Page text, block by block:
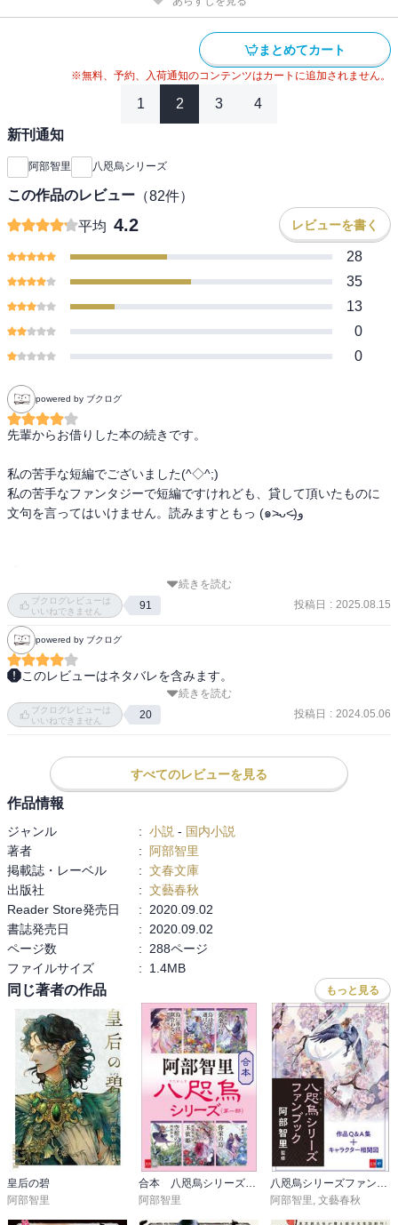
まとめてカート
※無料、予約、入荷通知のコンテンツはカートに追加されません。
1 2 3 4
新刊通知
阿部智里 八咫烏シリーズ
この作品のレビュー （82件）
平均 4.2 レビューを書く
28
35
13
0
0
powered by ブクログ
先輩からお借りした本の続きです。
私の苦手な短編でございました(^◇^;)
私の苦手なファンタジーで短編ですけれども、貸して頂いたものに
文句を言ってはいけません。読みますともっ (๑˃̵ᴗ˂̵)و
端午、桜花宮前の馬場において競馬が行われる。神事の中で、選り
すぐられた大烏の背に乗ったまま、土器で作られた赤い鹿の像に向
けて矢を射る儀式が行われる。
その儀式に抜擢されたのは雪哉だった。
そんな折、若宮のお后候補だった美女・真赭の薄（ますほのすす
き）に縁談がもちあがり、、、
『すみのさくら』
南家の姫でありながら、両親が政権争いに敗れて殺されたため山烏
として育った過去を持つ浜木綿の幼い頃の話。
『まつばちりて』
こちらは完全に独立した短編。
これまでの八咫烏の物語の登場人物ではない世界。女郎宿で生まれ
た男嫌いの娘は、やがて書にのめりこむ。男として宮中に上がる。
ある日、「忍熊」（おしくま）と署名された美しい文字に出会う。
『ふゆきにおもう』
雪哉の出生にまつわる物語。北領・垂氷郷の郷長の下の息子二人が
行方不明になる。
雪哉の母、冬木と、雪雉の母梓の過去が語られる。
最後の場面に既視感が。
あ、これアニメの一番最初の場面だっ！
『ゆきやのせみ』
（笑）だから蝉か！
若宮と澄尾が食い逃げで捕まってしまった。
二人を救出する雪哉。
続きを読む
ブクログレビューは
いいねできません
91 投稿日 : 2025.08.15
powered by ブクログ
このレビューはネタバレを含みます。
番外編として本筋の間に何があったかという作品集ですね。
平安時代もそんな感じだったのかなぁ。
続きを読む
ブクログレビューは
いいねできません
20 投稿日 : 2024.05.06
すべてのレビューを見る
作品情報
ジャンル : 小説 - 国内小説
著者
:
阿部智里
掲載誌・レーベル
: 文春文庫
出版社
: 文藝春秋
Reader Store発売日
:
2020.09.02
書誌発売日
:
2020.09.02
ページ数
:
288ページ
ファイルサイズ
: 1.4MB
同じ著者の作品 もっと見る
皇后の碧
阿部智里
合本 八咫烏シリーズ 第一部【新カバー版】
阿部智里
八咫烏シリーズファンブック
阿部智里 , 文藝春秋